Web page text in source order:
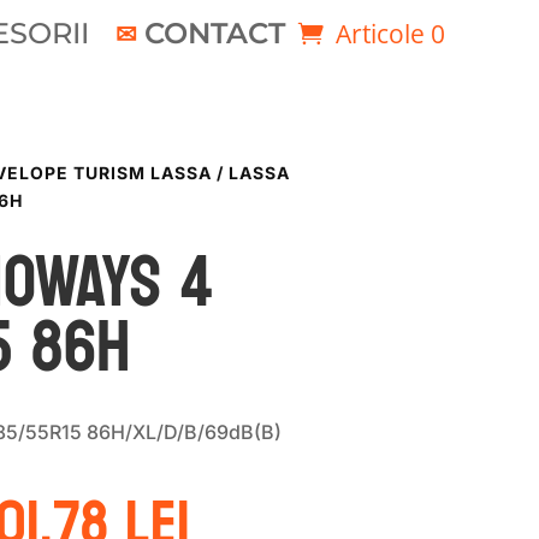
CONTACT Articole 0
TURISM LASSA / LASSA
4
86H
55R15 86H/XL/D/B/69dB(B)